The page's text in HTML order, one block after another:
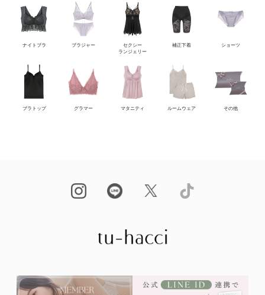
ナイトブラ ブラジャー
セクシー
ランジェリー
補正下着 ショーツ
ブラトップ グラマー マタニティ ルームウェア その他